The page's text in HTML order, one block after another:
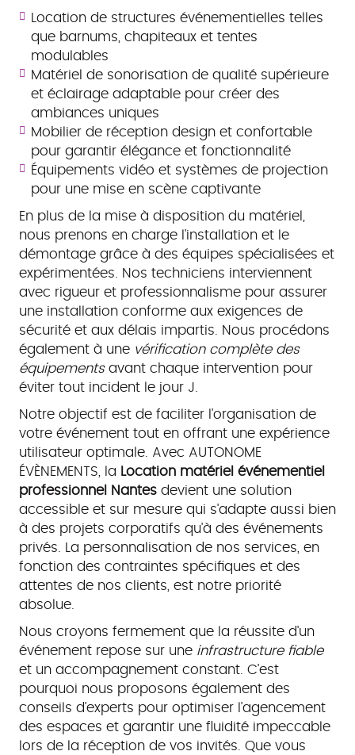
Location de structures événementielles telles
que barnums, chapiteaux et tentes
modulables
Matériel de sonorisation de qualité supérieure
et éclairage adaptable pour créer des
ambiances uniques
Mobilier de réception design et confortable
pour garantir élégance et fonctionnalité
Équipements vidéo et systèmes de projection
pour une mise en scène captivante
En plus de la mise à disposition du matériel,
nous prenons en charge l'installation et le
démontage grâce à des équipes spécialisées et
expérimentées. Nos techniciens interviennent
avec rigueur et professionnalisme pour assurer
une installation conforme aux exigences de
sécurité et aux délais impartis. Nous procédons
également à une vérification complète des
équipementsavant chaque intervention pour
éviter tout incident le jour J.
Notre objectif est de faciliter l'organisation de
votre événement tout en offrant une expérience
utilisateur optimale. Avec AUTONOME
ÉVÈNEMENTS, la Location matériel événementiel
professionnel Nantesdevient une solution
accessible et sur mesure qui s'adapte aussi bien
à des projets corporatifs qu'à des événements
privés. La personnalisation de nos services, en
fonction des contraintes spécifiques et des
attentes de nos clients, est notre priorité
absolue.
Nous croyons fermement que la réussite d'un
événement repose sur une infrastructure fiable
et un accompagnement constant. C'est
pourquoi nous proposons également des
conseils d'experts pour optimiser l'agencement
des espaces et garantir une fluidité impeccable
lors de la réception de vos invités. Que vous